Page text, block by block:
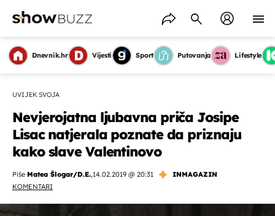
Dnevnik.hr Vijesti Sport Putovanja Lifestyle
UVIJEK SVOJA
Nevjerojatna ljubavna priča Josipe
Lisac natjerala poznate da priznaju
kako slave Valentinovo
Piše Matea Šlogar/D.E.,14.02.2019 @ 20:31
INMAGAZIN
KOMENTARI